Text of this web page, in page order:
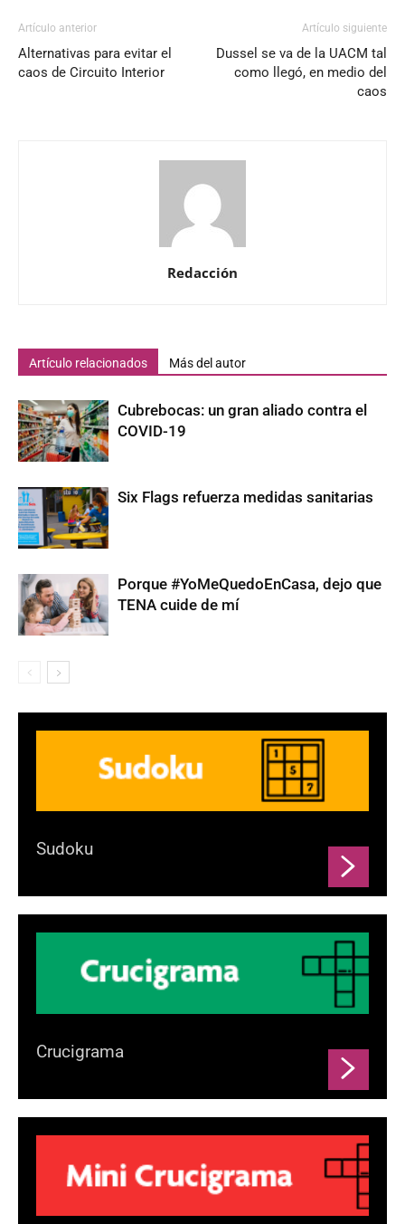
Artículo anterior
Alternativas para evitar el
caos de Circuito Interior
Artículo siguiente
Dussel se va de la UACM tal
como llegó, en medio del
caos
Redacción
Artículo relacionados Más del autor
Cubrebocas: un gran aliado contra el
COVID-19
Six Flags refuerza medidas sanitarias
Porque #YoMeQuedoEnCasa, dejo que
TENA cuide de mí
Sudoku
Crucigrama